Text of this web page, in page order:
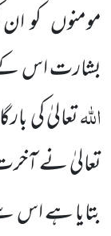
مومنوں کو
بشارت اس
اللّٰہتعالیٰ کی
تعالیٰ نے
بتایا ہے اس